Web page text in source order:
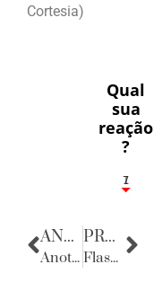
Cortesia)
Qual
sua
reação
?
1
7
ANTERIOR
Anotações do Cotidiano
PRÓXIMA
Flashes